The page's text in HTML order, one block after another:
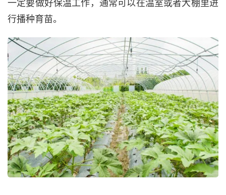
一定要做好保温工作，通常可以在温室或者大棚里进
行播种育苗。